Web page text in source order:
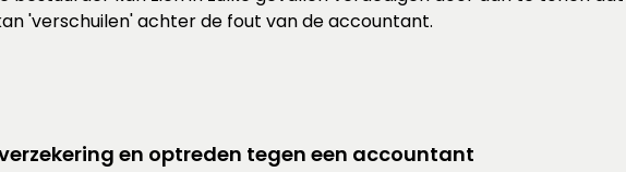
'verschuilen' achter de fout van de accountant.
en optreden tegen een accountant